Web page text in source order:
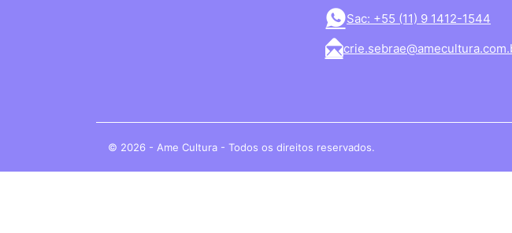
Sac: +55 (11) 9 1412-1544
© 2026 - Ame Cultura - Todos os direitos reservados.